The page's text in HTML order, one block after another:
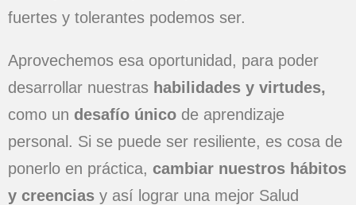
fuertes y tolerantes podemos ser.
Aprovechemos esa oportunidad, para poder
desarrollar nuestras habilidades y virtudes,
como un desafío único de aprendizaje
personal. Si se puede ser resiliente, es cosa de
ponerlo en práctica, cambiar nuestros hábitos
y creencias y así lograr una mejor Salud